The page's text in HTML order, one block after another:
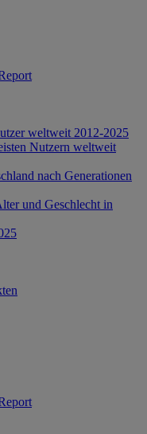
weltweit 2012-2025
Nutzern weltweit
nach Generationen
und Geschlecht in